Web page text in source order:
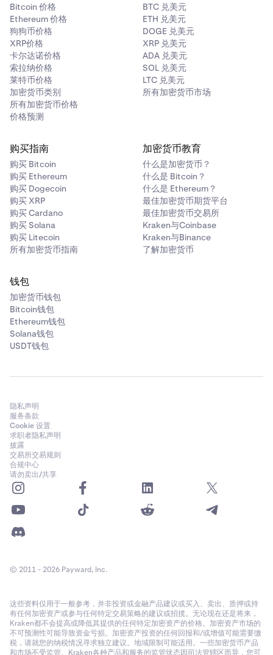
Bitcoin 价格
Ethereum 价格
狗狗币价格
XRP价格
卡尔达诺价格
索拉纳价格
莱特币价格
加密货币类别
所有加密货币价格
价格预测
BTC 兑美元
ETH 兑美元
DOGE 兑美元
XRP 兑美元
ADA 兑美元
SOL 兑美元
LTC 兑美元
所有加密货币市场
购买指南
购买 Bitcoin
购买 Ethereum
购买 Dogecoin
购买 XRP
购买 Cardano
购买 Solana
购买 Litecoin
所有加密货币指南
加密货币教育
什么是加密货币？
什么是 Bitcoin？
什么是 Ethereum？
最佳加密货币期货平台
最佳加密货币交易所
Kraken与Coinbase
Kraken与Binance
了解加密货币
钱包
加密货币钱包
Bitcoin钱包
Ethereum钱包
Solana钱包
USDT钱包
隐私声明
服务条款
Cookie 设置
求职者隐私声明
披露
交易所交易规则
合规中心
请勿卖出/共享
© 2011 - 2026 Payward, Inc.
这些资料仅用于一般参考，并非投资或金融产品建议或买入、卖出、质押或持
有任何加密资产或参与任何特定交易策略的建议或招揽。无论现在还是将来，
Kraken都不会提高或降低其提供的任何特定加密资产的价格。加密资产市场的
不可预测性可能导致资金亏损。加密资产投资的任何回报和/或增值可能需要缴
税，请就您的纳税情况寻求独立建议。地域限制可能适用。一些加密货币产品
和市场不受监管。Kraken各种产品和服务的监管状态因司法管辖区而异，您可